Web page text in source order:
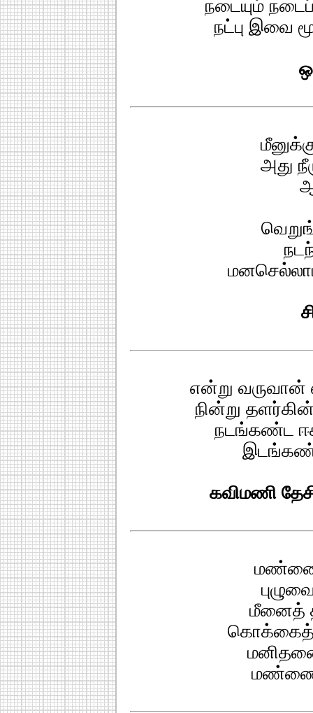
நடையும்
நட்பு இவை
அது
என்று வருவான்
நின்று
நடங்கண்ட
கவிமணி
மீனைத்
மண்ணைத்